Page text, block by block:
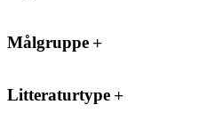
Målgruppe
Litteraturtype